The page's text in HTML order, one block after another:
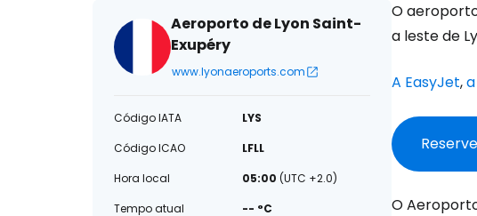
Aeroporto de Lyon Saint-
Exupéry
www.lyonaeroports.com
Código IATA
LYS
Código ICAO
LFLL
Hora local
05:00 (UTC +2.0)
Tempo atual
-- °C
O
a leste de
A EasyJet,
O